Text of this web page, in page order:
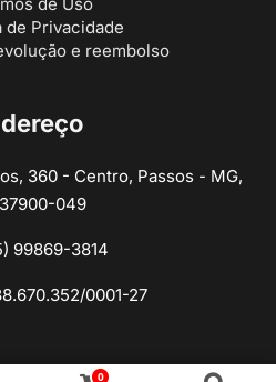
de Privacidade
e reembolso
360 - Centro, Passos - MG,
37900-049
99869-3814
0001-27
0